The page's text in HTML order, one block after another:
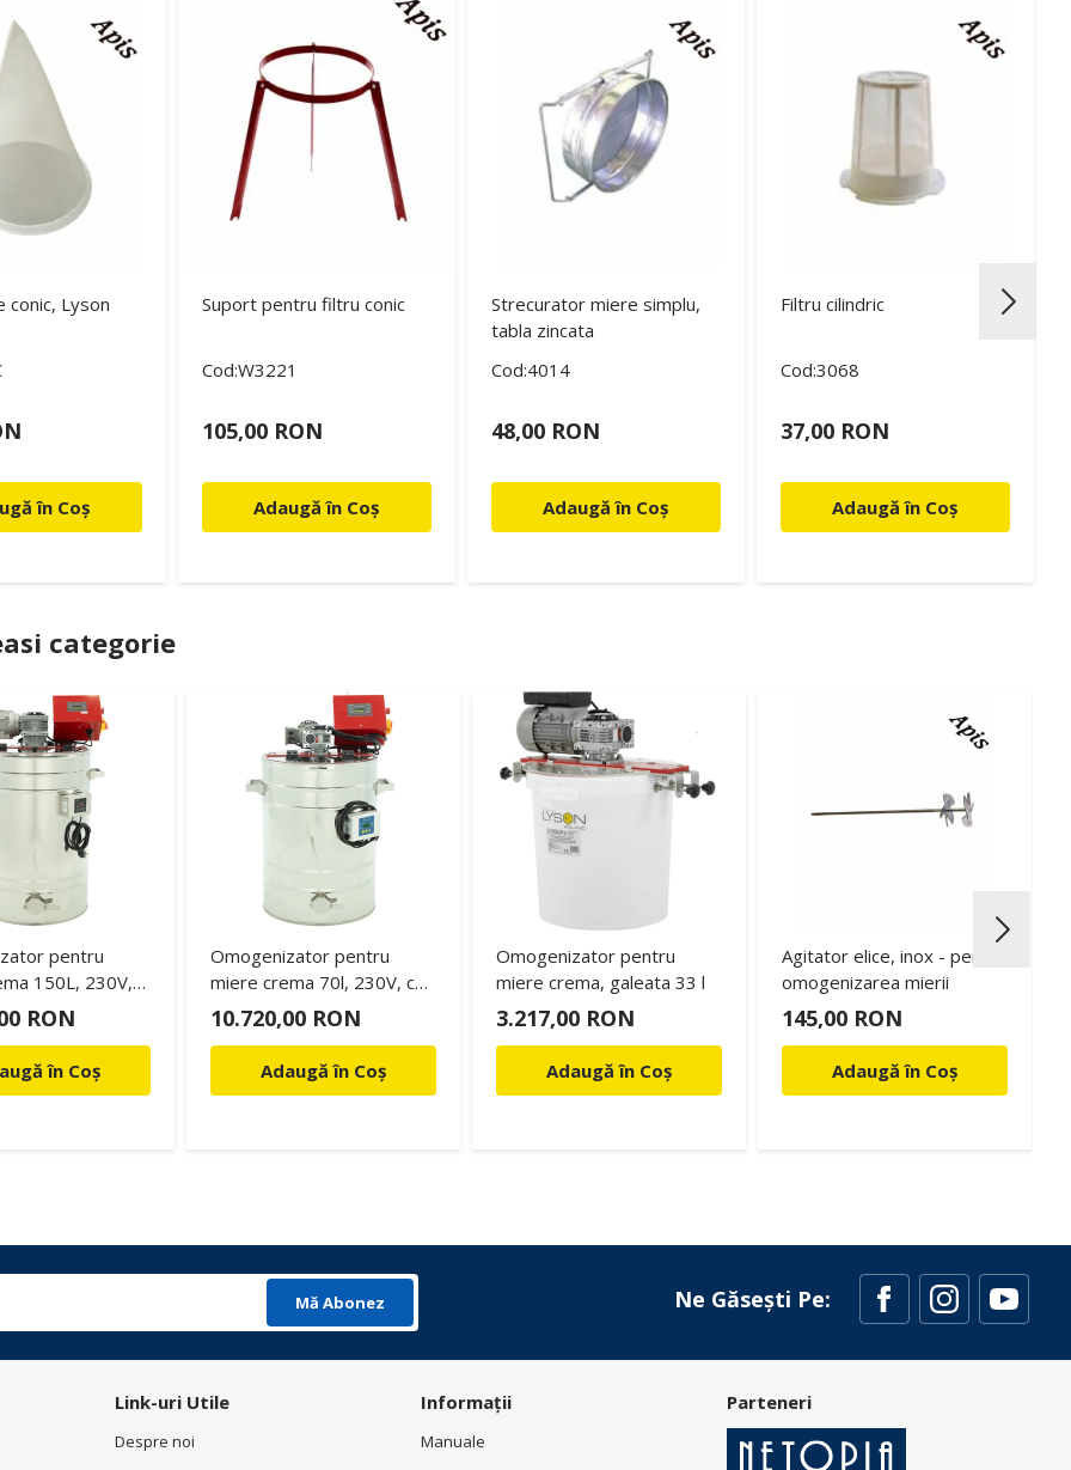
conic, Lyson
în Coș
Suport pentru filtru conic
Cod:W3221
105,00 RON
Adaugă în Coș
Strecurator miere simplu,
tabla zincata
Cod:4014
48,00 RON
Adaugă în Coș
Filtru cilindric
Cod:3068
37,00 RON
Adaugă în Coș
categorie
pentru
150L, 230V,
Lyson
RON
în Coș
Omogenizator pentru
miere crema 70l, 230V, cu
incalzire, Lyson
10.720,00 RON
Adaugă în Coș
Omogenizator pentru
miere crema, galeata 33 l
3.217,00 RON
Adaugă în Coș
Agitator elice, inox - pentru
omogenizarea mierii
145,00 RON
Adaugă în Coș
Mă Abonez Ne Găsești Pe:
Link-uri Utile
Despre noi
Informații
Manuale
Parteneri